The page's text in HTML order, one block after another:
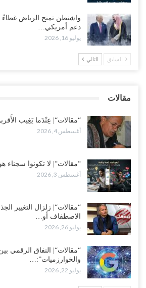
“تعز“| مع اقتراب إعادة الهيكلة السعودية..
لإشعال حرب..!
أغسطس 2, 2026
أغسطس 2, 2026
واشنطن تمنح الرياض غطاءً
دعم أمريكي…
يوليو 16, 2026
السابق التالي
مقالات
“مقالات“| عِنْدَما يَغِيب
أغسطس 4, 2026
“مقالات“| لا تكونوا سجناء
أغسطس 3, 2026
“مقالات“| زلزال التغيير
الاصطفاف أو…
يوليو 26, 2026
“مقالات“| النفاق الرقمي
والخوارزميات”:…
يوليو 22, 2026